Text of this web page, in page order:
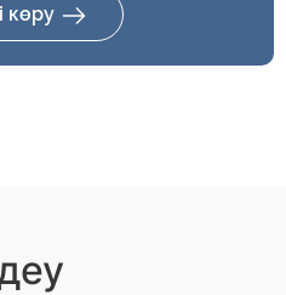
көру